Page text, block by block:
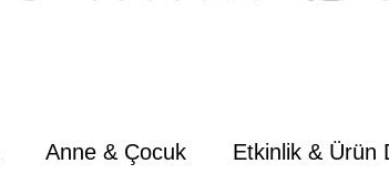
Anne & Çocuk Etkinlik & Ürün